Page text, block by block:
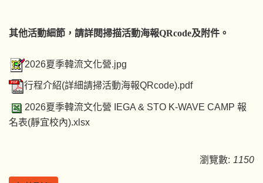
其他活動細節，請詳閱掃描活動海報QRcode及 附件。
2026夏季韓流文化營.jpg
行程介紹(詳細請掃活動海報QRcode).pdf
2026夏季韓流文化營 IEGA & STO K-WAVE CAMP 報
名表(靜宜校內).xlsx
瀏覽數: 1150